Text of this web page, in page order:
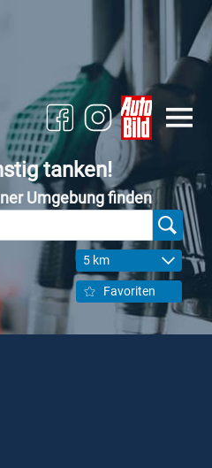
tanken!
Umgebung finden
5 km
Favoriten